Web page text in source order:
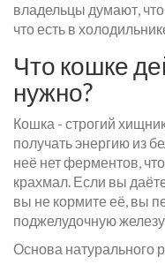
владельцы думают, что
что есть в
Что кошке
нужно?
Кошка - строгий
получать энергию из
неё нет ферментов,
крахмал. Если вы
вы не кормите её, вы
поджелудочную
Основа натурального